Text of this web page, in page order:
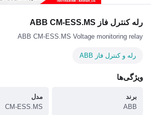
رله کنترل فاز ABB CM-ESS.MS
ABB CM-ESS.MS Voltage monitoring relay
رله و کنترل فاز ABB
ویژگی‌ها
برند
ABB
مدل
CM-ESS.MS